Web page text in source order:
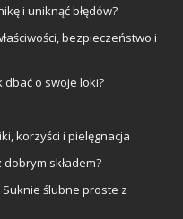
i uniknąć błędów?
bezpieczeństwo i
dbać o swoje loki?
korzyści i pielęgnacja
składem?
ślubne proste z